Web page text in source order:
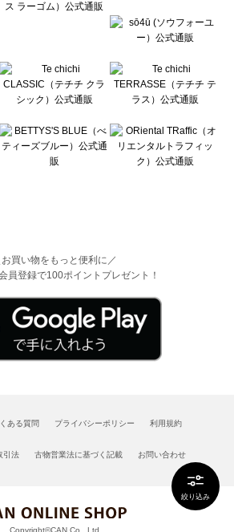
絞り込み
お買い物をもっと便利に／
員登録で100ポイントプレゼント！
ある質問 プライバシーポリシー 利用規約
引法 古物営業法に基づく記載 お問い合わせ
Copyright©CAN Co., Ltd